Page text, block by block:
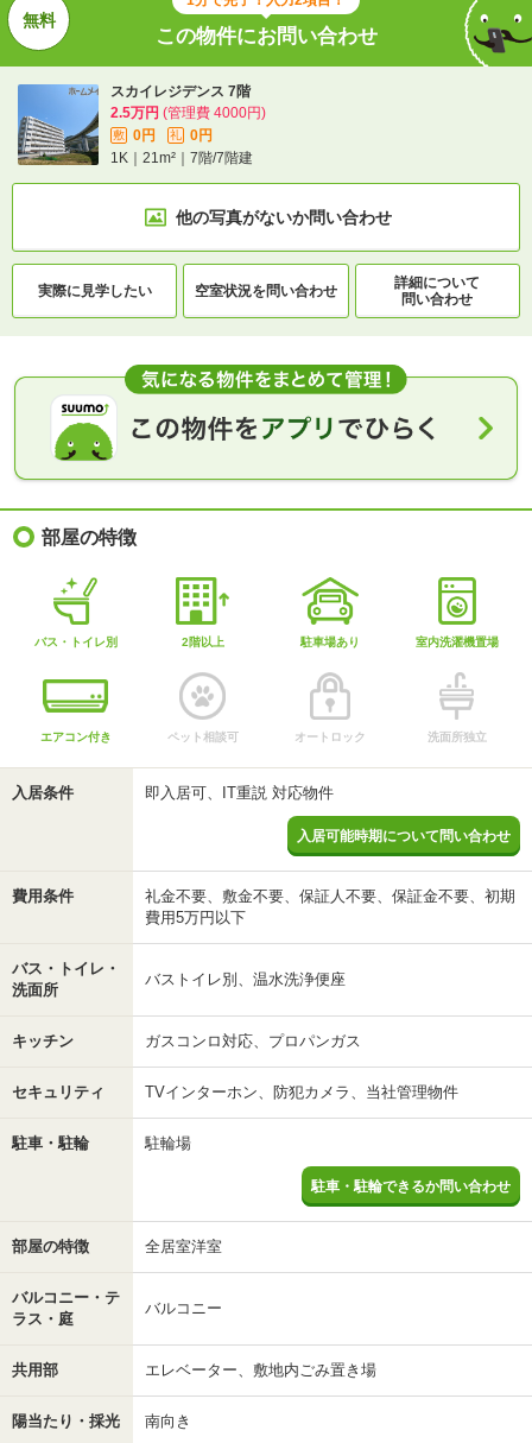
この物件にお問い合わせ
スカイレジデンス 7階
2.5万円 (管理費 4000円)
敷 0円 礼
0円
1K｜21m²｜7階/7階建
他の写真がないか問い合わせ
実際に見学したい 空室状況を問い合わせ
詳細について
問い合わせ
部屋の特徴
バス・トイレ別 2階以上 駐車場あり 室内洗濯機置場
エアコン付き ペット相談可 オートロック 洗面所独立
入居条件 即入居可、IT重説 対応物件
入居可能時期について問い合わせ
費用条件
礼金不要、敷金不要、保証人不要、保証金不要、初期
費用5万円以下
バス・トイレ・
洗面所
バストイレ別、温水洗浄便座
キッチン ガスコンロ対応、プロパンガス
セキュリティ TVインターホン、防犯カメラ、当社管理物件
駐車・駐輪 駐輪場
駐車・駐輪できるか問い合わせ
部屋の特徴 全居室洋室
バルコニー・テ
ラス・庭
バルコニー
共用部 エレベーター、敷地内ごみ置き場
陽当たり・採光 南向き